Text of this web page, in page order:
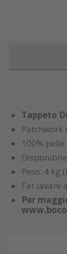
Tappeto
Patchwork
100%
Peso: 4 kg
Far lavare
Per